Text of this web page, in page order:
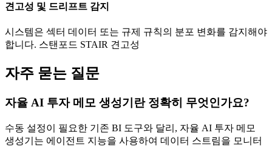
견고성 및 드리프트 감지
시스템은 섹터 데이터 또는 규제 규칙의 분포 변화를 감지해야
합니다. 스탠포드 STAIR 견고성
자주 묻는 질문
자율 AI 투자 메모 생성기란 정확히 무엇인가요?
수동 설정이 필요한 기존 BI 도구와 달리, 자율 AI 투자 메모
생성기는 에이전트 지능을 사용하여 데이터 스트림을 모니터